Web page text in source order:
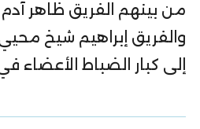
من بينهم الفريق ظاهر
والفريق إبراهيم شيخ
إلى كبار الضباط الأعضاء